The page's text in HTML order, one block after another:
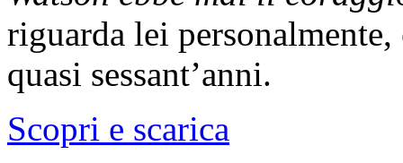
riguarda lei personalmente,
quasi sessant’anni.
Scopri e scarica